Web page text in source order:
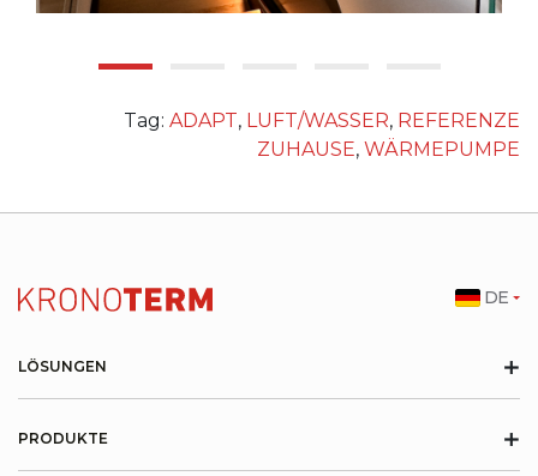
Tag: ADAPT, LUFT/WASSER, REFERENZE
ZUHAUSE, WÄRMEPUMPE
LÖSUNGEN +
PRODUKTE +
DE